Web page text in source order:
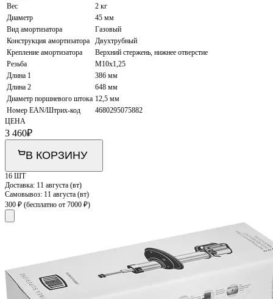
Вес
2 кг
Диаметр
45 мм
Вид амортизатора
Газовый
Конструкция амортизатора
Двухтрубный
Крепление амортизатора
Верхний стержень, нижнее отверстие
Резьба
M10x1,25
Длина 1
386 мм
Длина 2
648 мм
Диаметр поршневого штока 12,5 мм
Номер EAN/Штрих-код
4680295075882
ЦЕНА
3 460₽
В КОРЗИНУ
16 ШТ
Доставка: 11 августа (вт)
Самовывоз: 11 августа (вт)
300 ₽ (бесплатно от 7000 ₽)